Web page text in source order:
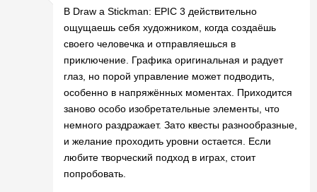
В Draw a Stickman: EPIC 3 действительно
ощущаешь себя художником, когда создаёшь
своего человечка и отправляешься в
приключение. Графика оригинальная и радует
глаз, но порой управление может подводить,
особенно в напряжённых моментах. Приходится
заново особо изобретательные элементы, что
немного раздражает. Зато квесты разнообразные,
и желание проходить уровни остается. Если
любите творческий подход в играх, стоит
попробовать.